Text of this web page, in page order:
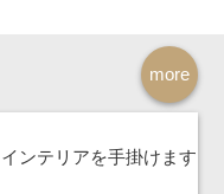
more
ンテリアを手掛けます